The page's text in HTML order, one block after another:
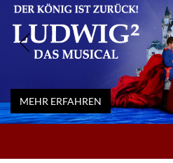
MEHR ERFAHREN